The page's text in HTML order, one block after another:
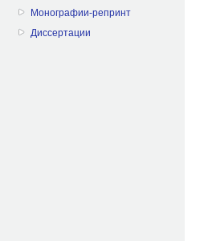
Монографии-репринт
Диссертации